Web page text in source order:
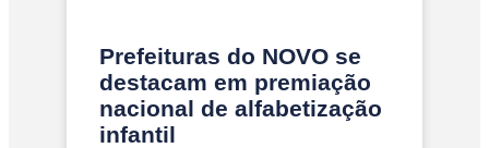
Prefeituras do NOVO se
destacam em premiação
nacional de alfabetização
infantil